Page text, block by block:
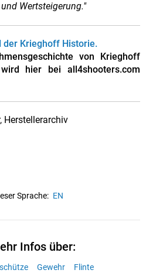
Wertsteigerung."
der Krieghoff Historie.
von Krieghoff
hier bei all4shooters.com
Herstellerarchiv
Sprache: EN
Infos über:
Gewehr Flinte